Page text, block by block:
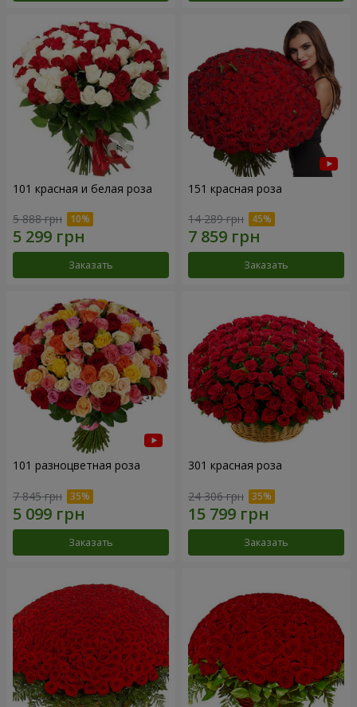
101 красная и белая роза
5 888 грн
Заказать
151 красная роза
14 289 грн
Заказать
101 разноцветная роза
7 845 грн
Заказать
301 красная роза
24 306 грн
Заказать